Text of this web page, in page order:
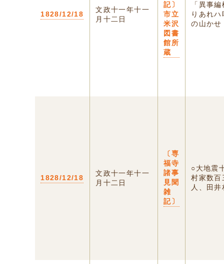
1828/12/18
文政十一年十一
月十二日
記〕
市立
米沢
図書
館所
蔵
「異事
りあれ
の山か
1828/12/18
文政十一年十一
月十二日
〔専
福寺
諸事
見聞
雑
記〕
○大地震
村家数百
人、田